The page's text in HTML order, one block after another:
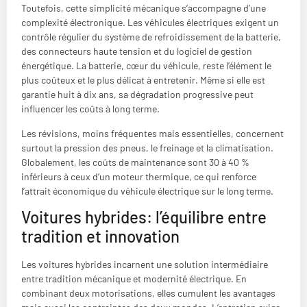
Toutefois, cette simplicité mécanique s’accompagne d’une
complexité électronique. Les véhicules électriques exigent un
contrôle régulier du système de refroidissement de la batterie,
des connecteurs haute tension et du logiciel de gestion
énergétique. La batterie, cœur du véhicule, reste l’élément le
plus coûteux et le plus délicat à entretenir. Même si elle est
garantie huit à dix ans, sa dégradation progressive peut
influencer les coûts à long terme.
Les révisions, moins fréquentes mais essentielles, concernent
surtout la pression des pneus, le freinage et la climatisation.
Globalement, les coûts de maintenance sont 30 à 40 %
inférieurs à ceux d’un moteur thermique, ce qui renforce
l’attrait économique du véhicule électrique sur le long terme.
Voitures hybrides: l’équilibre entre
tradition et innovation
Les voitures hybrides incarnent une solution intermédiaire
entre tradition mécanique et modernité électrique. En
combinant deux motorisations, elles cumulent les avantages